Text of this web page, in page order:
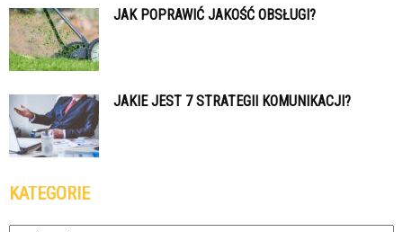
JAK POPRAWIĆ JAKOŚĆ OBSŁUGI?
JAKIE JEST 7 STRATEGII KOMUNIKACJI?
KATEGORIE
Kategorie